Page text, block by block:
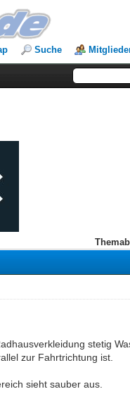
Suche
stetig
zur Fahrtrichtung ist.
sieht sauber aus.